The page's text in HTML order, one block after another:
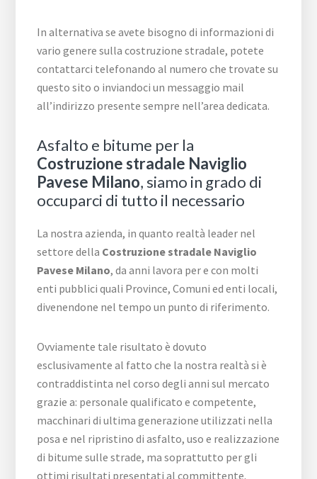
In alternativa se avete bisogno di informazioni di
vario genere sulla costruzione stradale, potete
contattarci telefonando al numero che trovate su
questo sito o inviandoci un messaggio mail
all’indirizzo presente sempre nell’area dedicata.
Asfalto e bitume per la
Costruzione stradale Naviglio
Pavese Milano, siamo in grado di
occuparci di tutto il necessario
La nostra azienda, in quanto realtà leader nel
settore della Costruzione stradale Naviglio
Pavese Milano, da anni lavora per e con molti
enti pubblici quali Province, Comuni ed enti locali,
divenendone nel tempo un punto di riferimento.
Ovviamente tale risultato è dovuto
esclusivamente al fatto che la nostra realtà si è
contraddistinta nel corso degli anni sul mercato
grazie a: personale qualificato e competente,
macchinari di ultima generazione utilizzati nella
posa e nel ripristino di asfalto, uso e realizzazione
di bitume sulle strade, ma soprattutto per gli
ottimi risultati presentati al committente.